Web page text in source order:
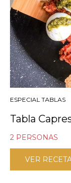
ESPECIAL TABLAS
Tabla
2 PERSONAS
VER